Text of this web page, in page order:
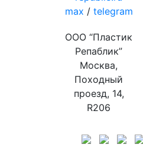
max / telegram
ООО “Пластик
Репаблик”
Москва,
Походный
проезд, 14,
R206